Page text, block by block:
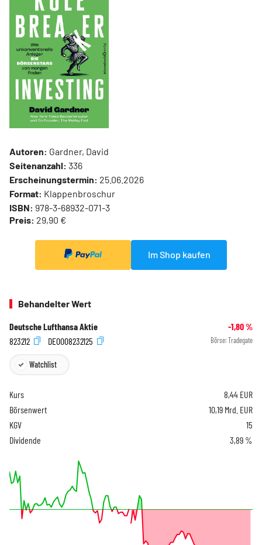
Autoren: Gardner, David
Seitenanzahl: 336
Erscheinungstermin: 25.06.2026
Format: Klappenbroschur
ISBN: 978-3-68932-071-3
Preis: 29,90 €
Im Shop kaufen
Behandelter Wert
Deutsche Lufthansa Aktie -1,80%
823212
DE0008232125 Börse: Tradegate
Watchlist
Kurs 8,44 EUR
Börsenwert
10,19 Mrd. EUR
KGV
15
Dividende
3,89 %